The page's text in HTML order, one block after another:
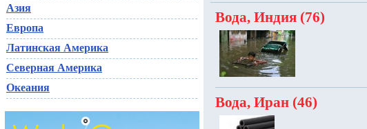
Азия
Европа
Латинская Америка
Северная Америка
Океания
Вода, Индия (76)
Вода, Иран (46)